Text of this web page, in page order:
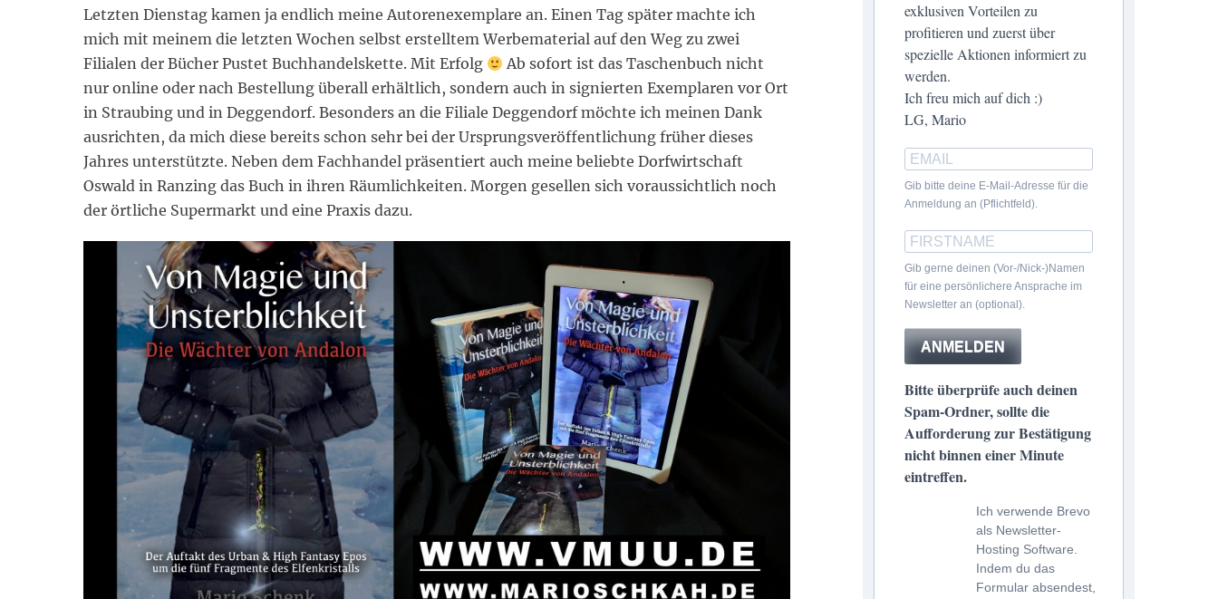
Letzten Dienstag kamen ja endlich meine Autorenexemplare an. Einen Tag später machte ich
mich mit meinem die letzten Wochen selbst erstelltem Werbematerial auf den Weg zu zwei
Filialen der Bücher Pustet Buchhandelskette. Mit Erfolg
Ab sofort ist das Taschenbuch nicht
nur online oder nach Bestellung überall erhältlich, sondern auch in signierten Exemplaren vor Ort
in Straubing und in Deggendorf. Besonders an die Filiale Deggendorf möchte ich meinen Dank
ausrichten, da mich diese bereits schon sehr bei der Ursprungsveröffentlichung früher dieses
Jahres unterstützte. Neben dem Fachhandel präsentiert auch meine beliebte Dorfwirtschaft
Oswald in Ranzing das Buch in ihren Räumlichkeiten. Morgen gesellen sich voraussichtlich noch
der örtliche Supermarkt und eine Praxis dazu.
exklusiven Vorteilen zu
profitieren und zuerst über
spezielle Aktionen informiert zu
werden.
Ich freu mich auf dich :)
LG, Mario
Gib bitte deine E-Mail-Adresse für die
Anmeldung an (Pflichtfeld).
Gib gerne deinen (Vor-/Nick-)Namen
für eine persönlichere Ansprache im
Newsletter an (optional).
ANMELDEN
Bitte überprüfe auch deinen
Spam-Ordner, sollte die
Aufforderung zur Bestätigung
nicht binnen einer Minute
eintreffen.
Ich verwende Brevo
als Newsletter-
Hosting Software.
Indem du das
Formular absendest,